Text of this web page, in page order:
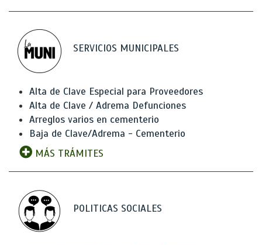
SERVICIOS MUNICIPALES
Alta de Clave Especial para Proveedores
Alta de Clave / Adrema Defunciones
Arreglos varios en cementerio
Baja de Clave/Adrema - Cementerio
MÁS TRÁMITES
POLITICAS SOCIALES